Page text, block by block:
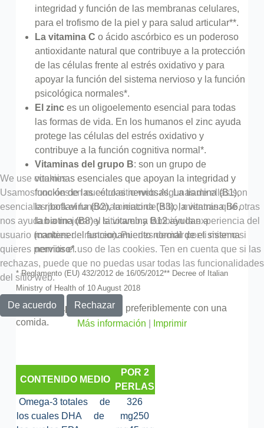
integridad y función de las membranas celulares,
para el trofismo de la piel y para salud articular**.
La vitamina C o ácido ascórbico es un poderoso
antioxidante natural que contribuye a la protección
de las células frente al estrés oxidativo y para
apoyar la función del sistema nervioso y la función
psicológica normales*.
El zinc es un oligoelemento esencial para todas
las formas de vida. En los humanos el zinc ayuda
protege las células del estrés oxidativo y
contribuye a la función cognitiva normal*.
Vitaminas del grupo B: son un grupo de
vitaminas esenciales que apoyan la integridad y
función de las células nerviosas. La tiamina (B1),
la riboflavina (B2), la niacina (B3), la vitamina B6,
la biotina (B8) y la vitamina B12 ayudan a
mantener el funcionamiento normal de el sistema
nervioso*.
* Reglamento (EU) 432/2012 de 16/05/2012** Decree of Italian
Ministry of Health of 10 August 2018
Tomar 2 cápsulas al día
, preferiblemente con una
comida.
CONTENIDO MEDIO
POR 2
PERLAS
Omega-3 totales de
los cuales DHA de
326
mg250
We use cookies
Usamos cookies en nuestro sitio web. Algunas de ellas son
esenciales para el funcionamiento del sitio, mientras que otras
nos ayudan a mejorar el sitio web y también la experiencia del
usuario (cookies de rastreo). Puedes decidir por ti mismo si
quieres permitir el uso de las cookies. Ten en cuenta que si las
rechazas, puede que no puedas usar todas las funcionalidades
del sitio web.
De acuerdo
Rechazar
Más información
Imprimir